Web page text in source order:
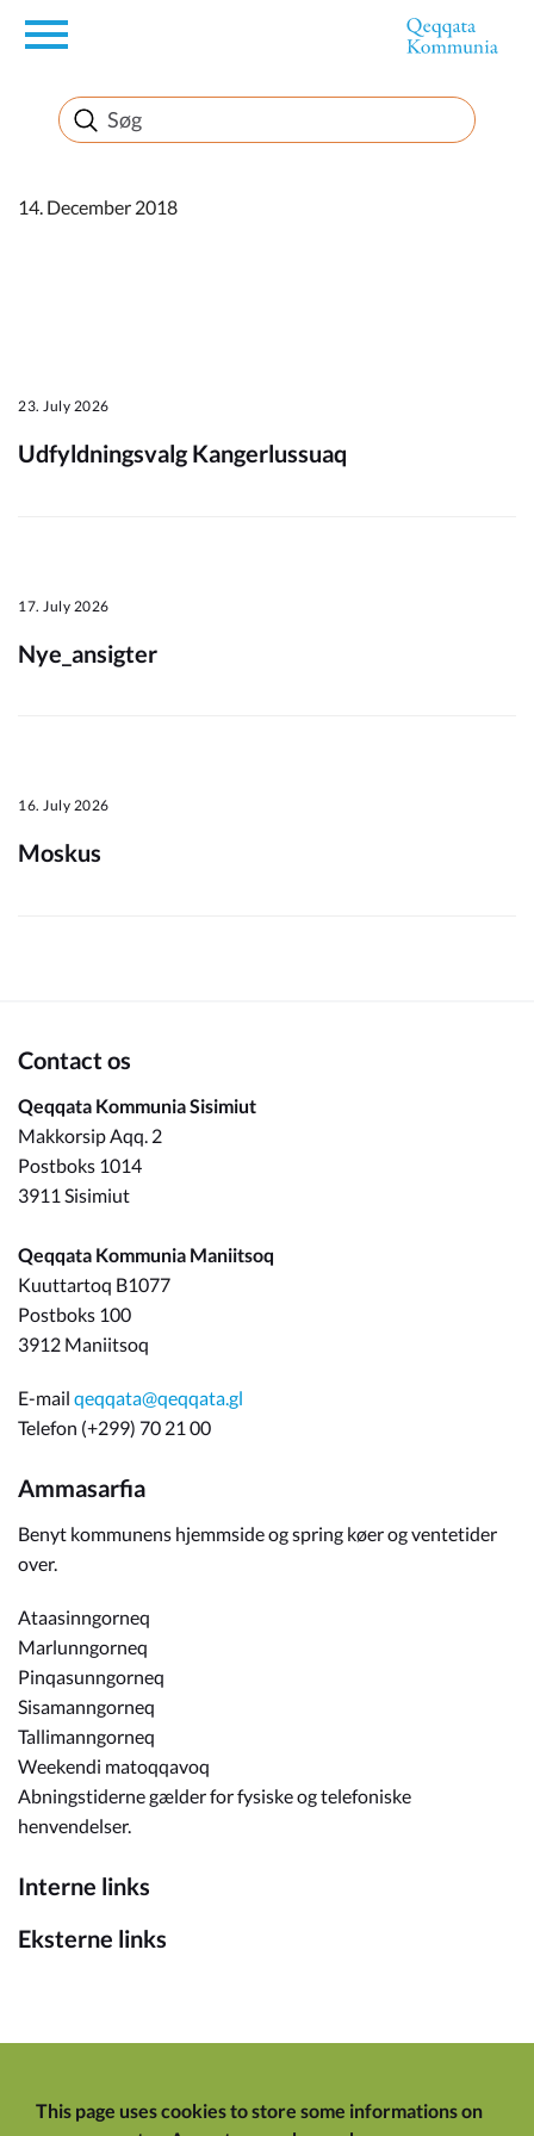
en
Borger
Erhverv
14. December 2018
23. July 2026
Udfyldningsvalg Kangerlussuaq
17. July 2026
Nye_ansigter
16. July 2026
Moskus
Contact os
Qeqqata Kommunia Sisimiut
Makkorsip Aqq. 2
Postboks 1014
3911 Sisimiut
Qeqqata Kommunia Maniitsoq
Kuuttartoq B1077
Postboks 100
3912 Maniitsoq
E-mail qeqqata@qeqqata.gl
Telefon (+299) 70 21 00
Ammasarfia
Benyt kommunens hjemmside og spring køer og ventetider
over.
Ataasinngorneq
Marlunngorneq
Pinqasunngorneq
Sisamanngorneq
Tallimanngorneq
Weekendi matoqqavoq
Abningstiderne gælder for fysiske og telefoniske
henvendelser.
Interne links
Eksterne links
This page uses cookies to store some informations on